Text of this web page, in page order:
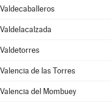
Valdecaballeros
Valdelacalzada
Valdetorres
Valencia de las Torres
Valencia del Mombuey